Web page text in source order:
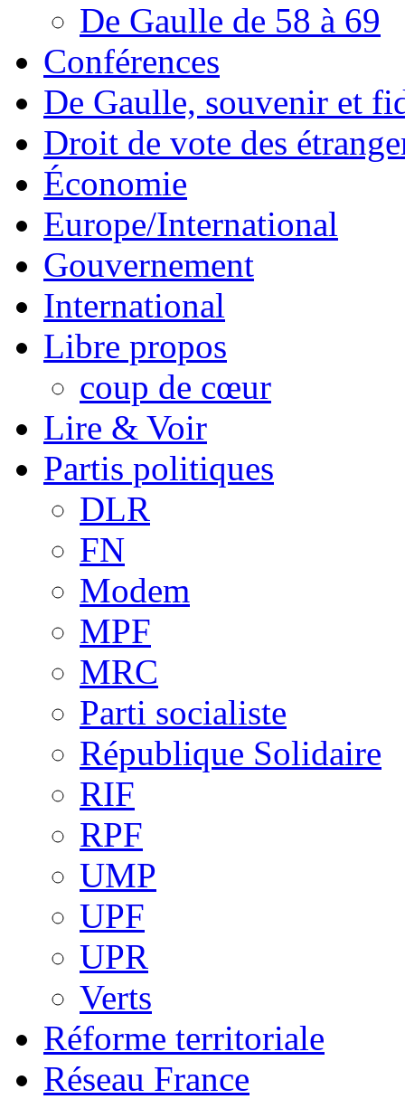
De Gaulle de 58 à 69
Conférences
De Gaulle, souvenir et
Droit de vote des
Économie
Europe/International
Gouvernement
International
Libre propos
coup de cœur
Lire & Voir
Partis politiques
DLR
FN
Modem
MPF
MRC
Parti socialiste
République Solidaire
RIF
RPF
UMP
UPF
UPR
Verts
Réforme territoriale
Réseau France